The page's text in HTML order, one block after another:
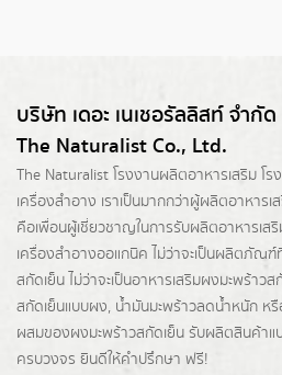
บริษัท เดอะ เนเชอรัลลิสท์ จำกัด
The Naturalist Co., Ltd.
The Naturalist โรงงานผลิตอาหารเสริม โร
เครื่องสำอาง เราเป็นมากกว่าผู้ผลิตอาหารเ
คือเพื่อนผู้เชี่ยวชาญในการรับผลิตอาหารเ
เครื่องสำอางออแกนิค ไม่ว่าจะเป็นผลิตภัณ
สกัดเย็น ไม่ว่าจะเป็นอาหารเสริมผงมะพร้า
สกัดเย็นแบบผง, น้ำมันมะพร้าวลดน้ำหนัก ห
ผสมของผงมะพร้าวสกัดเย็น รับผลิตสินค้าแ
ครบวงจร ยินดีให้คำปรึกษา ฟรี!